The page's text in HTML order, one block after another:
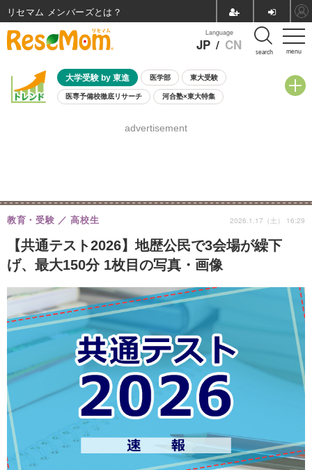
menu
Language
JP / CN search
大学受験 by 東進 医学部 東大受験
医専予備校徹底リサーチ 河合塾×東大特集
8月開催学校説明会・相談会
advertisement
【共通テスト2026】地歴公民で3会場が繰下
げ、最大150分 1枚目の写真・画像
教育・受験 高校生 2026.1.17（土） 16:29
リセマム メンバーズ